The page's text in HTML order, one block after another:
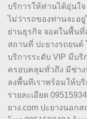
บริการให้ท่านได้อุ่นใ
ไม่ว่ารถของท่านจะอ
ย่านธุรกิจ จอดในพื้นที่
สถานที่ ปะยางรถยน
บริการระดับ VIP มีบ
ครอบคลุมทั่วถึง มีช่า
ลงพื้นทีเราพร้อมให้บ
รายละเอียด
ยาง.com ปะยางนอก